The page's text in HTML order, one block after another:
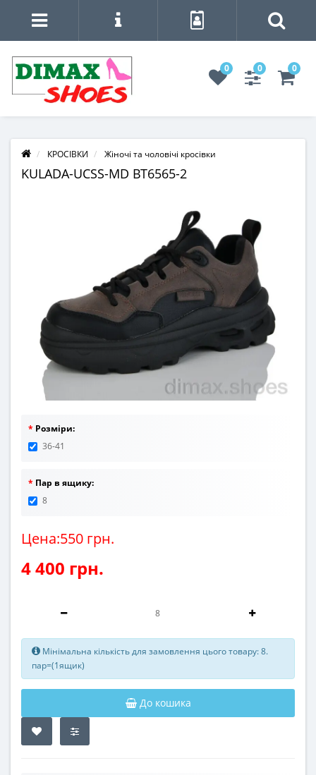
0 0 0
КРОСІВКИ Жіночі та чоловічі кросівки
KULADA-UCSS-MD BT6565-2
Розміри:
36-41
Пар в ящику:
8
Цена:550 грн.
4 400 грн.
Мінімальна кількість для замовлення цього товару: 8.
пар=(1ящик)
До кошика